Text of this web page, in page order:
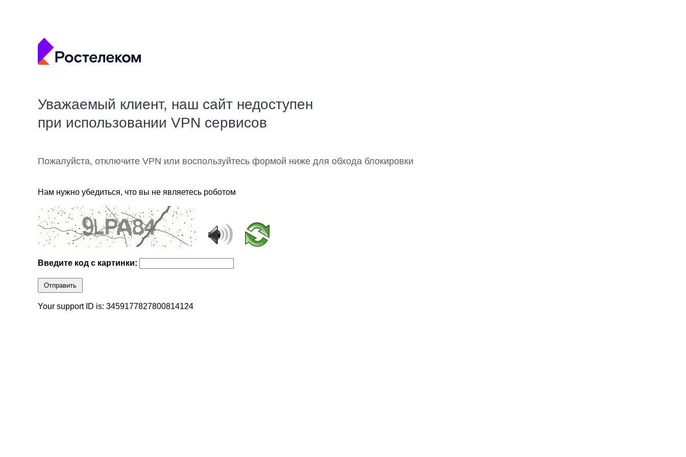
Уважаемый клиент, наш сайт недоступен
при использовании VPN сервисов
Пожалуйста, отключите VPN или воспользуйтесь формой ниже для обхода блокировки
Нам нужно убедиться, что вы не являетесь роботом
Введите код с картинки:
Отправить
Your support ID is: 3459177827800814124